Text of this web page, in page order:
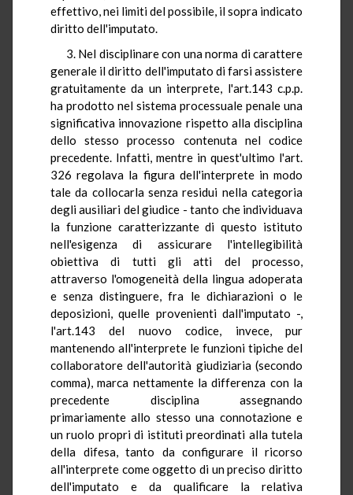
effettivo, nei limiti del possibile, il sopra indicato
diritto dell'imputato.
3. Nel disciplinare con una norma di carattere
generale il diritto dell'imputato di farsi assistere
gratuitamente da un interprete, l'art.143 c.p.p.
ha prodotto nel sistema processuale penale una
significativa innovazione rispetto alla disciplina
dello stesso processo contenuta nel codice
precedente. Infatti, mentre in quest'ultimo l'art.
326 regolava la figura dell'interprete in modo
tale da collocarla senza residui nella categoria
degli ausiliari del giudice - tanto che individuava
la funzione caratterizzante di questo istituto
nell'esigenza di assicurare l'intellegibilità
obiettiva di tutti gli atti del processo,
attraverso l'omogeneità della lingua adoperata
e senza distinguere, fra le dichiarazioni o le
deposizioni, quelle provenienti dall'imputato -,
l'art.143 del nuovo codice, invece, pur
mantenendo all'interprete le funzioni tipiche del
collaboratore dell'autorità giudiziaria (secondo
comma), marca nettamente la differenza con la
precedente disciplina assegnando
primariamente allo stesso una connotazione e
un ruolo propri di istituti preordinati alla tutela
della difesa, tanto da configurare il ricorso
all'interprete come oggetto di un preciso diritto
dell'imputato e da qualificare la relativa